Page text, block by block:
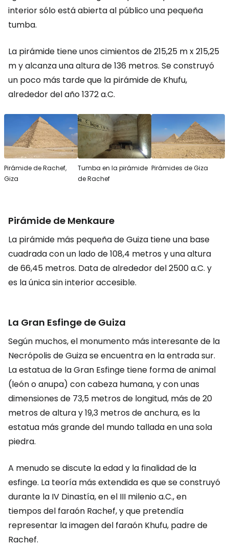
interior sólo está abierta al público una pequeña
tumba.
La pirámide tiene unos cimientos de 215,25 m x 215,25
m y alcanza una altura de 136 metros. Se construyó
un poco más tarde que la pirámide de Khufu,
alrededor del año 1372 a.C.
Pirámide de Rachef,
Giza
Tumba en la pirámide
de Rachef
Pirámides de Giza
Pirámide de Menkaure
La pirámide más pequeña de Guiza tiene una base
cuadrada con un lado de 108,4 metros y una altura
de 66,45 metros. Data de alrededor del 2500 a.C. y
es la única sin interior accesible.
La Gran Esfinge de Guiza
Según muchos, el monumento más interesante de la
Necrópolis de Guiza se encuentra en la entrada sur.
La estatua de la Gran Esfinge tiene forma de animal
(león o anupa) con cabeza humana, y con unas
dimensiones de 73,5 metros de longitud, más de 20
metros de altura y 19,3 metros de anchura, es la
estatua más grande del mundo tallada en una sola
piedra.
A menudo se discute la edad y la finalidad de la
esfinge. La teoría más extendida es que se construyó
durante la IV Dinastía, en el III milenio a.C., en
tiempos del faraón Rachef, y que pretendía
representar la imagen del faraón Khufu, padre de
Rachef.